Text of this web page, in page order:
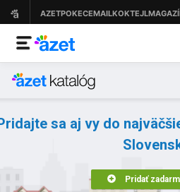
sa aj vy do
Pridať